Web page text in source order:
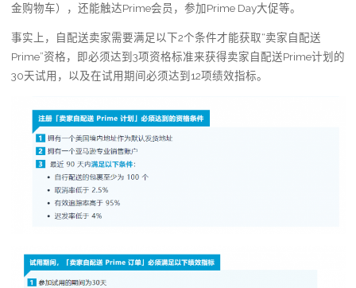
金购物车），还能触达Prime会员，参加Prime Day大促等。
事实上，自配送卖家需要满足以下2个条件才能获取“卖家自配送
Prime”资格，即必须达到3项资格标准来获得卖家自配送Prime计划的
30天试用，以及在试用期间必须达到12项绩效指标。